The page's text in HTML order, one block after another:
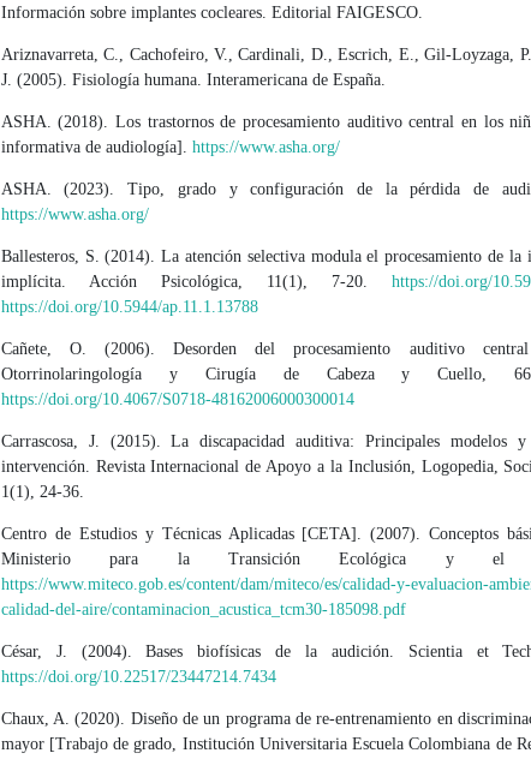
Información sobre implantes cocleares. Editorial FAIGESCO.
Ariznavarreta, C., Cachofeiro, V., Cardinali, D., Escrich, E., Gil-Loyzaga,
J. (2005). Fisiología humana. Interamericana de España.
ASHA. (2018). Los trastornos de procesamiento auditivo central en los
informativa de audiología]. https://www.asha.org/
ASHA. (2023). Tipo, grado y configuración de la pérdida de
https://www.asha.org/
Ballesteros, S. (2014). La atención selectiva modula el procesamiento de
implícita. Acción Psicológica, 11(1), 7-20.https://doi.org/
https://doi.org/10.5944/ap.11.1.13788
Cañete, O. (2006). Desorden del procesamiento auditivo
Otorrinolaringología y Cirugía de Cabeza y Cuello,
https://doi.org/10.4067/S0718-48162006000300014
Carrascosa, J. (2015). La discapacidad auditiva: Principales modelos
intervención. Revista Internacional de Apoyo a la Inclusión, Logopedia,
1(1), 24-36.
Centro de Estudios y Técnicas Aplicadas [CETA]. (2007). Conceptos
Ministerio para la Transición Ecológica y el
https://www.miteco.gob.es/content/dam/miteco/es/calidad-y-evaluacion-
calidad-del-aire/contaminacion_acustica_tcm30-185098.pdf
César, J. (2004). Bases biofísicas de la audición. Scientia et
https://doi.org/10.22517/23447214.7434
Chaux, A. (2020). Diseño de un programa de re-entrenamiento en
mayor [Trabajo de grado, Institución Universitaria Escuela Colombiana de